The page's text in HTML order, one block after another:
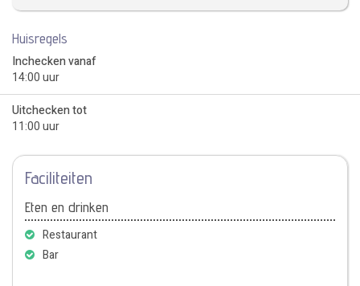
Huisregels
Inchecken vanaf
14:00 uur
Uitchecken tot
11:00 uur
Faciliteiten
Eten en drinken
Restaurant
Bar